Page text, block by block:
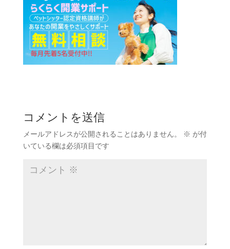
コメントを送信
メールアドレスが公開されることはありません。 ※ が付
いている欄は必須項目です